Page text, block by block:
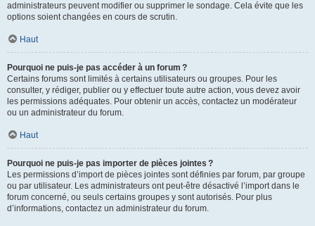
administrateurs peuvent modifier ou supprimer le sondage. Cela évite que les
options soient changées en cours de scrutin.
Haut
Pourquoi ne puis-je pas accéder à un forum ?
Certains forums sont limités à certains utilisateurs ou groupes. Pour les
consulter, y rédiger, publier ou y effectuer toute autre action, vous devez avoir
les permissions adéquates. Pour obtenir un accès, contactez un modérateur
ou un administrateur du forum.
Haut
Pourquoi ne puis-je pas importer de pièces jointes ?
Les permissions d’import de pièces jointes sont définies par forum, par groupe
ou par utilisateur. Les administrateurs ont peut-être désactivé l’import dans le
forum concerné, ou seuls certains groupes y sont autorisés. Pour plus
d’informations, contactez un administrateur du forum.